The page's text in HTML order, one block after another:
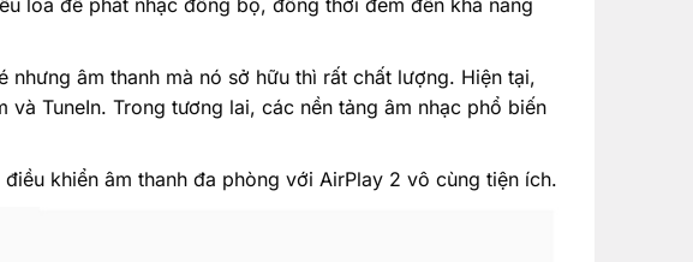
loa để phát nhạc đồng bộ, đồng thời đem đến khả năng
âm thanh mà nó sở hữu thì rất chất lượng. Hiện tại,
TuneIn. Trong tương lai, các nền tảng âm nhạc phổ biến
điều khiển âm thanh đa phòng với AirPlay 2 vô cùng tiện ích.